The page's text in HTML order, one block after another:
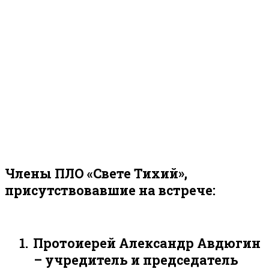
Члены ПЛО «Свете Тихий»,
присутствовавшие на встрече:
1. Протоиерей Александр Авдюгин
– учредитель и председатель